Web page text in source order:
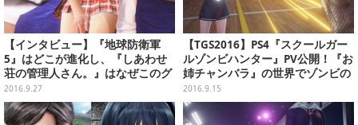
【インタビュー】『地球防衛軍
5』はどこが進化し、『しあわせ
荘の管理人さん。』はなぜこのグ
ラフィックで、『スクールガール
ゾンビハンター』はなぜ服が破け
るのか
2016.9.27
【TGS2016】PS4『スクールガー
ルゾンビハンター』PV公開！『お
姉チャンバラ』の世界でゾンビの
大群から生き残れ
2016.9.15